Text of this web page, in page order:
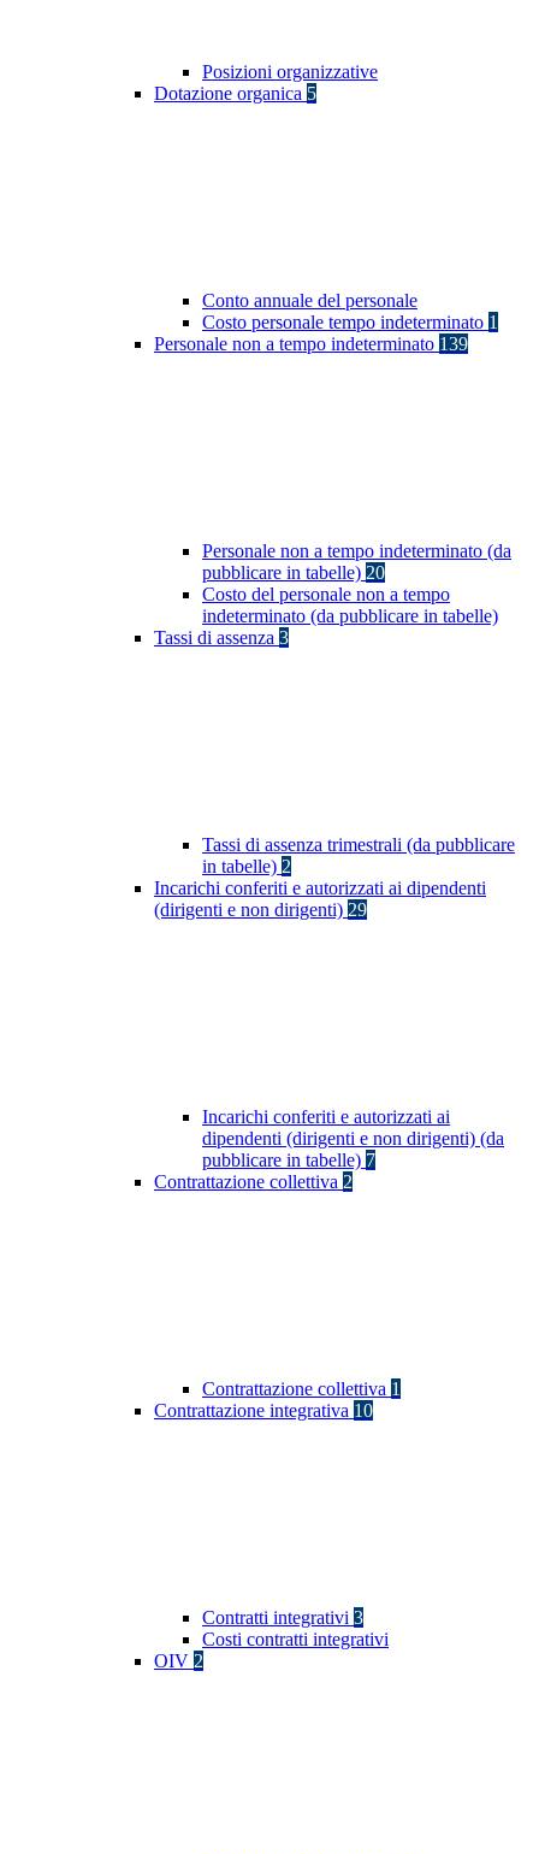
Posizioni organizzative
Dotazione organica 5
Conto annuale del personale
Costo personale tempo indeterminato 1
Personale non a tempo indeterminato 139
Personale non a tempo indeterminato (da
pubblicare in tabelle) 20
Costo del personale non a tempo
indeterminato (da pubblicare in tabelle)
Tassi di assenza 3
Tassi di assenza trimestrali (da pubblicare
in tabelle) 2
Incarichi conferiti e autorizzati ai dipendenti
(dirigenti e non dirigenti) 29
Incarichi conferiti e autorizzati ai
dipendenti (dirigenti e non dirigenti) (da
pubblicare in tabelle) 7
Contrattazione collettiva 2
Contrattazione collettiva 1
Contrattazione integrativa 10
Contratti integrativi 3
Costi contratti integrativi
OIV 2